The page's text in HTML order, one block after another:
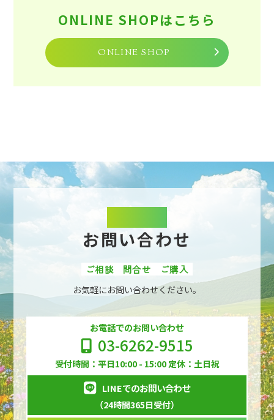
ONLINE SHOPはこちら
ONLINE SHOP
お問い合わせ
ご相談 問合せ ご購入
お気軽にお問い合わせください。
お電話でのお問い合わせ
03-6262-9515
受付時間：平日10:00 - 15:00 定休：土日祝
LINEでのお問い合わせ
（24時間365日受付）